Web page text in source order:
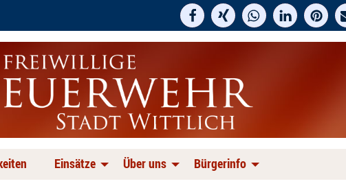
Einsätze Über uns Bürgerinfo